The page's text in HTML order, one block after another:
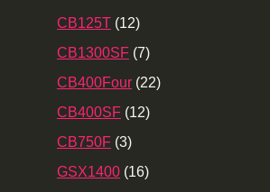
CB125T (12)
CB1300SF (7)
CB400Four (22)
CB400SF (12)
CB750F (3)
GSX1400 (16)